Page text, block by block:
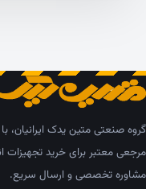
گروه صنعتی متین یدک ایرانیان،
مرجعی معتبر برای خرید تجهیزات
مشاوره تخصصی و ارسال سریع.